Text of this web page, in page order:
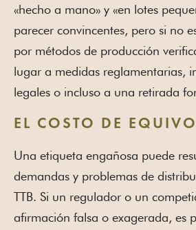
«hecho a mano» y «en lotes
parecer convincentes, pero si no
por métodos de producción
lugar a medidas reglamentarias,
legales o incluso a una retirada
EL COSTO DE
Una etiqueta engañosa puede
demandas y problemas de
TTB. Si un regulador o un
afirmación falsa o exagerada, es